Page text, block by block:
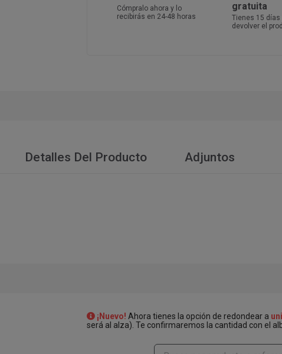
Cómpralo ahora y lo
recibirás en 24-48 horas
gratuita
Tienes 15 días
devolver el
Detalles Del Producto Adjuntos
¡Nuevo! Ahora tienes la opción de redondear a
será al alza). Te confirmaremos la cantidad con el